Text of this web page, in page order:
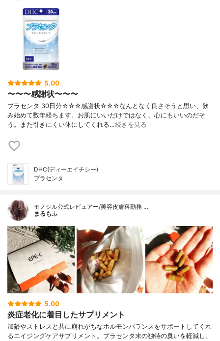
5.00
〜〜〜感謝状〜〜〜
プラセンタ 30日分☆☆☆感謝状☆☆☆なんとなく良さそうと思い、飲
み始めて数年経ちます。お肌にいいだけではなく、心にもいいのだそ
う。また引きにくい体にしてくれる…続きを見る
DHC(ディーエイチシー)
プラセンタ
モノシル公式レビュアー/美容皮膚科勤務 …
まるもふ
5.00
炎症老化に着目したサプリメント
加齢やストレスと共に崩れがちなホルモンバランスをサポートしてくれ
るエイジングケアサプリメント。プラセンタ末の独特の臭いを軽減し、